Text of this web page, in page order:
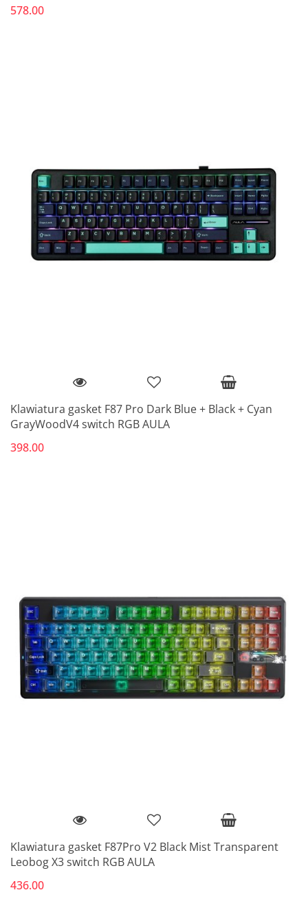
578.00
Klawiatura gasket F87 Pro Dark Blue + Black + Cyan
GrayWoodV4 switch RGB AULA
398.00
Klawiatura gasket F87Pro V2 Black Mist Transparent
Leobog X3 switch RGB AULA
436.00